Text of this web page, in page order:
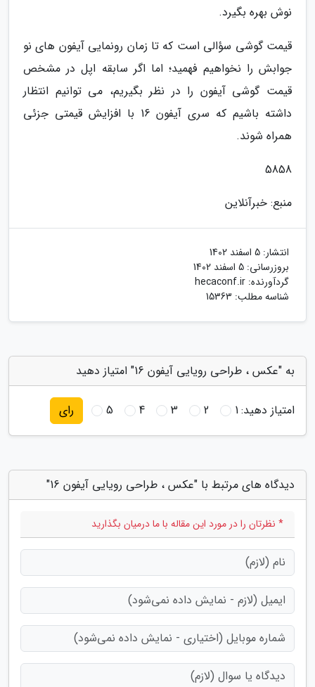
نوش بهره بگیرد.
قیمت گوشی سؤالی است که تا زمان رونمایی آیفون های نو
جوابش را نخواهیم فهمید؛ اما اگر سابقه اپل در مشخص
قیمت گوشی آیفون را در نظر بگیریم، می توانیم انتظار
داشته باشیم که سری آیفون 16 با افزایش قیمتی جزئی
همراه شوند.
5858
منبع: خبرآنلاین
انتشار: 5 اسفند 1402
بروزرسانی: 5 اسفند 1402
گردآورنده: hecaconf.ir
شناسه مطلب: 15363
به "عکس ، طراحی رویایی آیفون 16" امتیاز دهید
امتیاز دهید:1
2
3
4
5 رای
دیدگاه های مرتبط با "عکس ، طراحی رویایی آیفون 16"
* نظرتان را در مورد این مقاله با ما درمیان بگذارید